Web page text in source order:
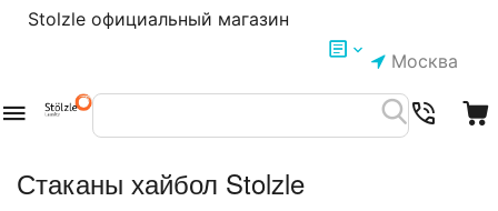
Stolzle официальный магазин
Москва
Стаканы хайбол Stolzle